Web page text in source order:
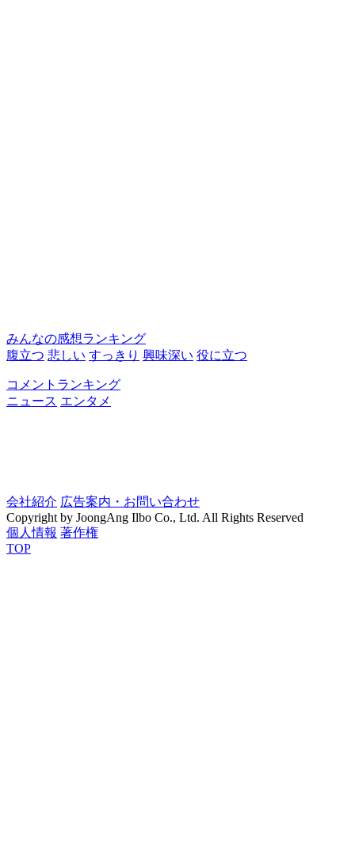
みんなの感想ランキング
腹立つ 悲しい すっきり 興味深い 役に立つ
コメントランキング
ニュース エンタメ
会社紹介 広告案内・お問い合わせ
Copyright by JoongAng Ilbo Co., Ltd. All Rights Reserved
個人情報 著作権
TOP